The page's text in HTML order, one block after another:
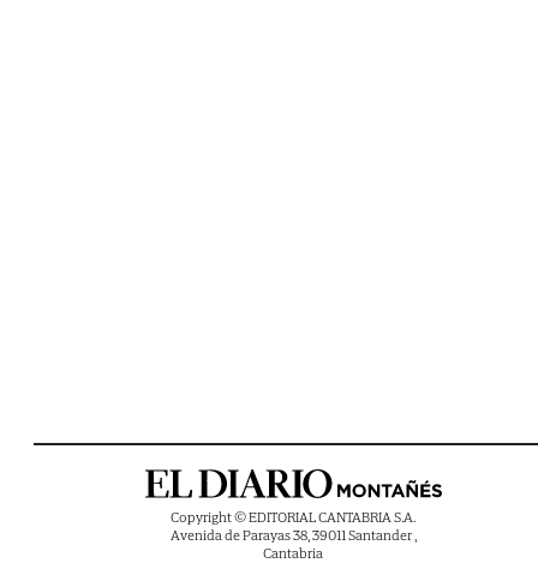
Copyright © EDITORIAL CANTABRIA S.A.
Avenida de Parayas 38, 39011 Santander ,
Cantabria